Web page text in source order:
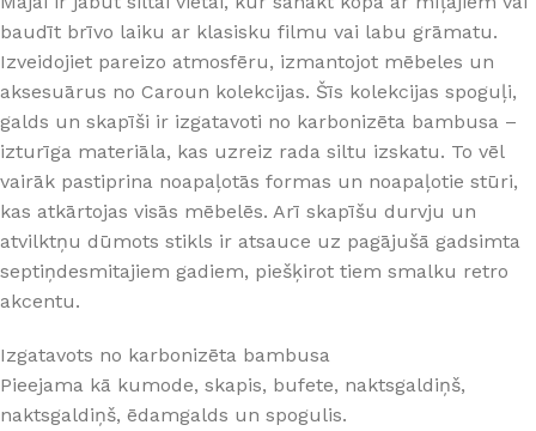
baudīt brīvo laiku ar klasisku filmu vai labu grāmatu.
Izveidojiet pareizo atmosfēru, izmantojot mēbeles un
aksesuārus no Caroun kolekcijas. Šīs kolekcijas spoguļi,
galds un skapīši ir izgatavoti no karbonizēta bambusa –
izturīga materiāla, kas uzreiz rada siltu izskatu. To vēl
vairāk pastiprina noapaļotās formas un noapaļotie stūri,
kas atkārtojas visās mēbelēs. Arī skapīšu durvju un
atvilktņu dūmots stikls ir atsauce uz pagājušā gadsimta
septiņdesmitajiem gadiem, piešķirot tiem smalku retro
akcentu.
Izgatavots no karbonizēta bambusa
Pieejama kā kumode, skapis, bufete, naktsgaldiņš,
naktsgaldiņš, ēdamgalds un spogulis.